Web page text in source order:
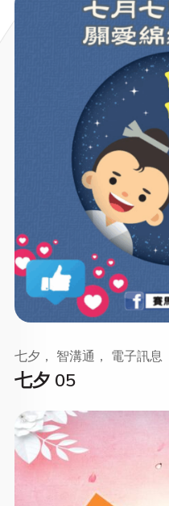
七夕 05
七夕， 智溝通， 電子訊息